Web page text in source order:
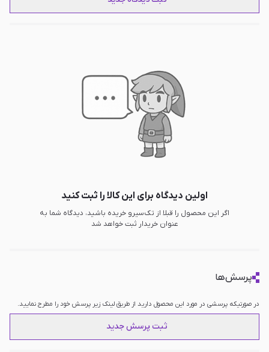
اولین دیدگاه برای این کالا را ثبت کنید
اگر این محصول را قبلا از تک‌سیرو خریده باشید، دیدگاه شما به
عنوان خریدار ثبت خواهد شد
پرسش‌ها
در صورتیکه پرسشی در مورد این محصول دارید از طریق لینک زیر پرسش خود را مطرح نمایید.
ثبت پرسش جدید